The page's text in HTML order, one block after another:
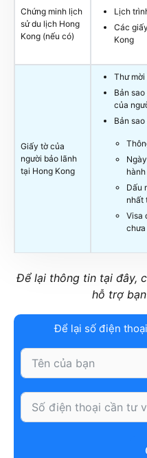
Chứng minh lịch
sử du lịch Hong
Kong (nếu có)
Lịch
Các
Kong
Giấy tờ của
người bảo lãnh
tại Hong Kong
Thư
Bản
của
Bản
hành
Dấu
nhất
Visa
chưa
Để lại thông tin tại đây,
hỗ trợ
Để lại số điện